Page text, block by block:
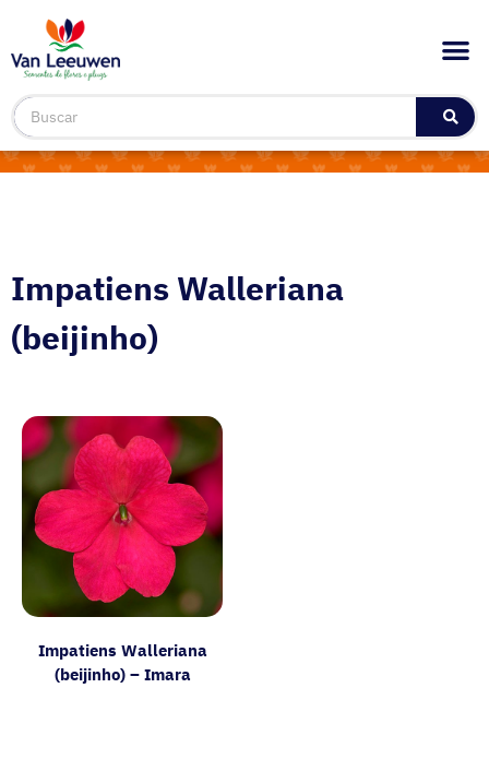
Impatiens Walleriana
(beijinho)
Impatiens Walleriana
(beijinho) – Imara